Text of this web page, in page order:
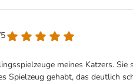
meines Katzers.
Spielzeug gehabt, das deutlich